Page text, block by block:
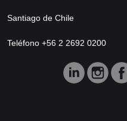
Santiago de Chile
Teléfono +56 2 2692 0200